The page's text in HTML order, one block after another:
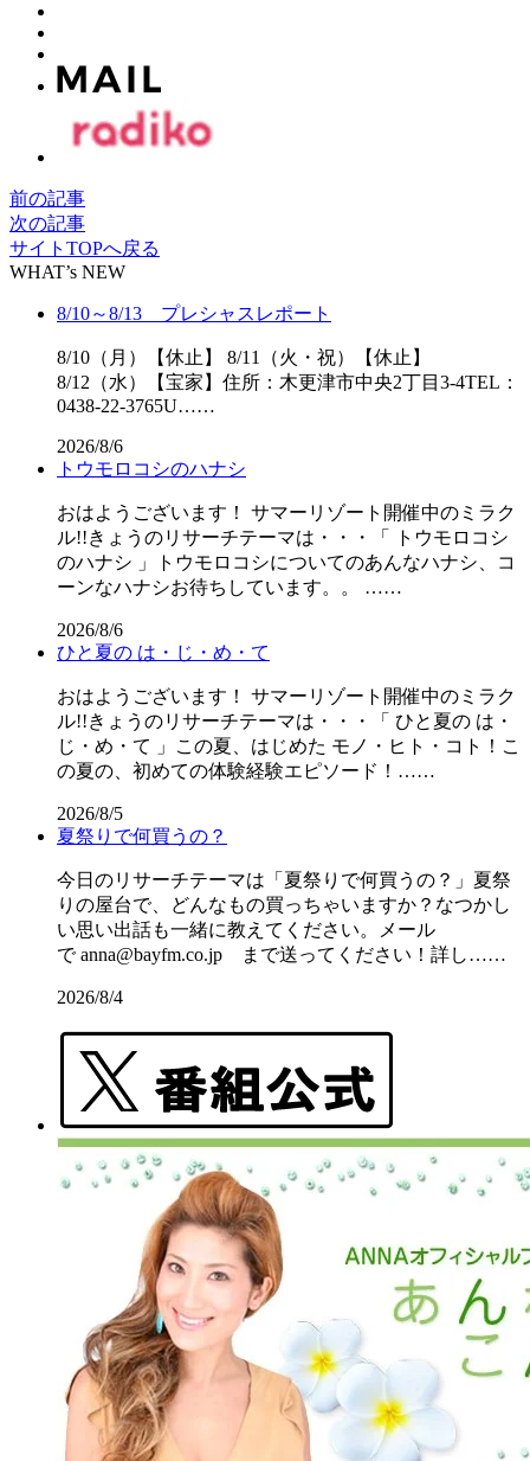
前の記事
次の記事
サイトTOPへ戻る
WHAT’s NEW
8/10～8/13 プレシャスレポート
8/10（月）【休止】 8/11（火・祝）【休止】
8/12（水）【宝家】住所：木更津市中央2丁目3-4TEL：
0438-22-3765U……
2026/8/6
トウモロコシのハナシ
おはようございます！ サマーリゾート開催中のミラク
ル!!きょうのリサーチテーマは・・・「 トウモロコシ
のハナシ 」トウモロコシについてのあんなハナシ、コ
ーンなハナシお待ちしています。。 ……
2026/8/6
ひと夏の は・じ・め・て
おはようございます！ サマーリゾート開催中のミラク
ル!!きょうのリサーチテーマは・・・「 ひと夏の は・
じ・め・て 」この夏、はじめた モノ・ヒト・コト！こ
の夏の、初めての体験経験エピソード！……
2026/8/5
夏祭りで何買うの？
今日のリサーチテーマは「夏祭りで何買うの？」夏祭
りの屋台で、どんなもの買っちゃいますか？なつかし
い思い出話も一緒に教えてください。メール
で anna@bayfm.co.jp まで送ってください！詳し……
2026/8/4